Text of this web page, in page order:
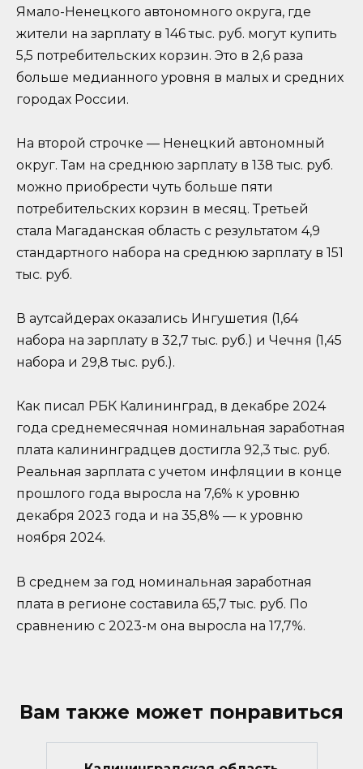
Ямало-Ненецкого автономного округа, где
жители на зарплату в 146 тыс. руб. могут купить
5,5 потребительских корзин. Это в 2,6 раза
больше медианного уровня в малых и средних
городах России.
На второй строчке — Ненецкий автономный
округ. Там на среднюю зарплату в 138 тыс. руб.
можно приобрести чуть больше пяти
потребительских корзин в месяц. Третьей
стала Магаданская область с результатом 4,9
стандартного набора на среднюю зарплату в 151
тыс. руб.
В аутсайдерах оказались Ингушетия (1,64
набора на зарплату в 32,7 тыс. руб.) и Чечня (1,45
набора и 29,8 тыс. руб.).
Как писал РБК Калининград, в декабре 2024
года среднемесячная номинальная заработная
плата калининградцев достигла 92,3 тыс. руб.
Реальная зарплата с учетом инфляции в конце
прошлого года выросла на 7,6% к уровню
декабря 2023 года и на 35,8% — к уровню
ноября 2024.
В среднем за год номинальная заработная
плата в регионе составила 65,7 тыс. руб. По
сравнению с 2023-м она выросла на 17,7%.
Вам также может понравиться